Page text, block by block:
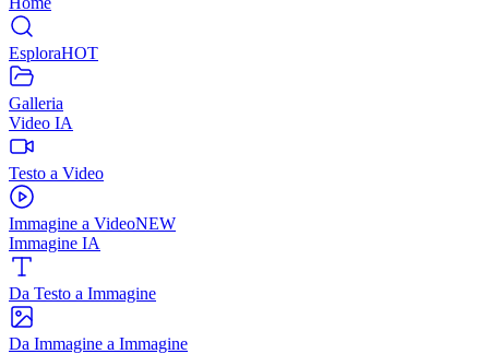
EsploraHOT
Galleria
Video IA
Testo a Video
Immagine a VideoNEW
Immagine IA
Da Testo a Immagine
Da Immagine a Immagine